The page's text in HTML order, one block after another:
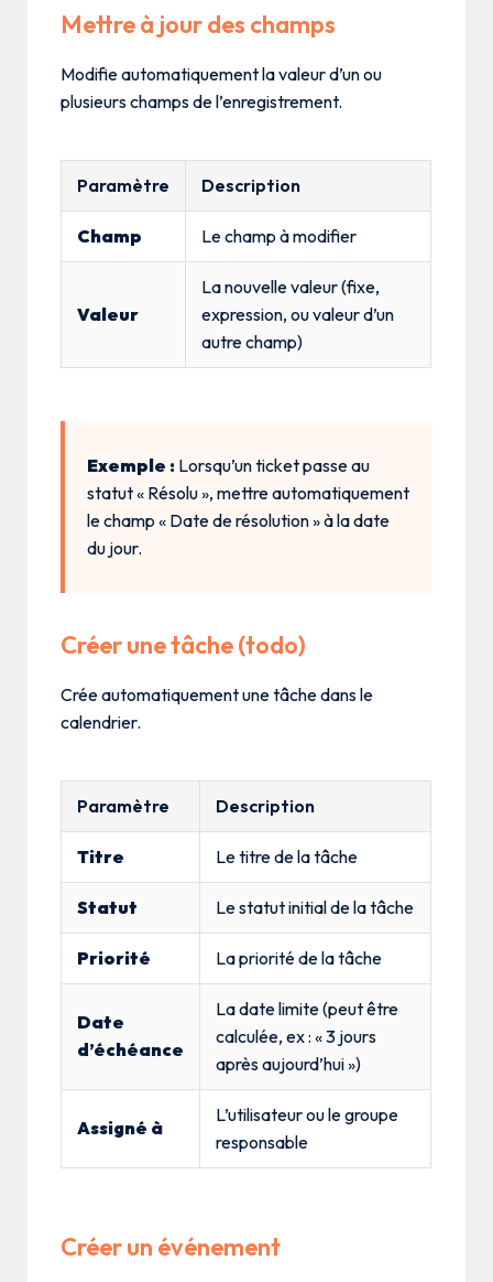
Mettre à jour des champs
Modifie automatiquement la valeur d’un ou
plusieurs champs de l’enregistrement.
Paramètre Description
Champ Le champ à modifier
Valeur
La nouvelle valeur (fixe,
expression, ou valeur d’un
autre champ)
Exemple : Lorsqu’un ticket passe au
statut « Résolu », mettre automatiquement
le champ « Date de résolution » à la date
du jour.
Créer une tâche (todo)
Crée automatiquement une tâche dans le
calendrier.
Paramètre Description
Titre Le titre de la tâche
Statut Le statut initial de la tâche
Priorité La priorité de la tâche
Date
d’échéance
La date limite (peut être
calculée, ex : « 3 jours
après aujourd’hui »)
Assigné à
L’utilisateur ou le groupe
responsable
Créer un événement